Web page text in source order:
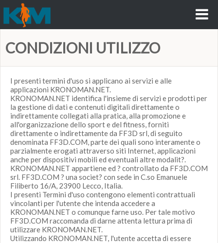
CONDIZIONI UTILIZZO
I presenti termini d'uso si applicano ai servizi e alle
applicazioni KRONOMAN.NET.
KRONOMAN.NET identifica l'insieme di servizi e prodotti per
la gestione di dati e contenuti digitali direttamente o
indirettamente collegati alla pratica, alla promozione e
all'organizzazione dello sport e del fitness, forniti
direttamente o indirettamente da FF3D srl, di seguito
denominata FF3D.COM, parte dei quali sono interamente o
parzialmente erogati attraverso siti Internet, applicazioni
anche per dispositivi mobili ed eventuali altre modalit?.
KRONOMAN.NET appartiene ed ? controllato da FF3D.COM
srl. FF3D.COM ? una societ? con sede in C.so Emanuele
Filiberto 16/A, 23900 Lecco, Italia.
I presenti Termini d'uso contengono elementi contrattuali
vincolanti per l'utente che intenda accedere a
KRONOMAN.NET o comunque farne uso. Per tale motivo
FF3D.COM raccomanda di darne attenta lettura prima di
utilizzare KRONOMAN.NET.
Utilizzando KRONOMAN.NET, l'utente accetta di essere